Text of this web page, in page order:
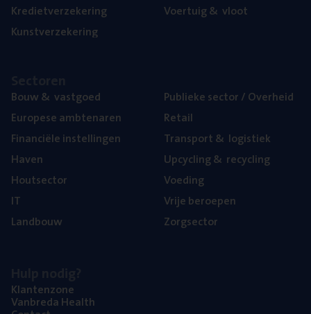
Kre­diet­ver­ze­ke­ring
Kunst­ver­ze­ke­ring
Voer­tuig& vloot
Bouw& vastgoed
Euro­pe­se ambtenaren
Finan­ci­ë­le instellingen
Haven
Hout­sec­tor
IT
Land­bouw
Publie­ke sec­tor / Overheid
Retail
Trans­port& logistiek
Upcy­cling& recycling
Voe­ding
Vrije beroe­pen
Zorg­sec­tor
Klan­ten­zo­ne
Van­b­re­da Health